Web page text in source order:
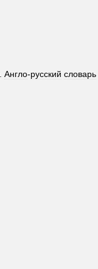
Англо-русский словарь